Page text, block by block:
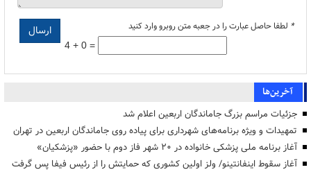
* لطفا حاصل عبارت را در جعبه متن روبرو وارد کنید
4 + 0 =
آخرین‌ها
جزئیات مراسم بزرگ جاماندگان اربعین اعلام شد
تمهیدات و ویژه برنامه‌های شهرداری برای پیاده روی جاماندگان اربعین در تهران
آغاز برنامه ملی پزشکی خانواده در ۲۰ شهر فاز دوم با حضور «پزشکیان»
آغاز سقوط اینفانتینو/ ولز اولین کشوری که حمایتش را از رئیس فیفا پس گرفت